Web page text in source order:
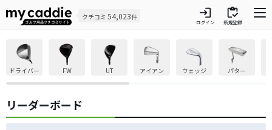
クチコミ 54,023件 login
ログイン
inventory
新規登録
ドライバー FW UT アイアン ウェッジ パター
リーダーボード